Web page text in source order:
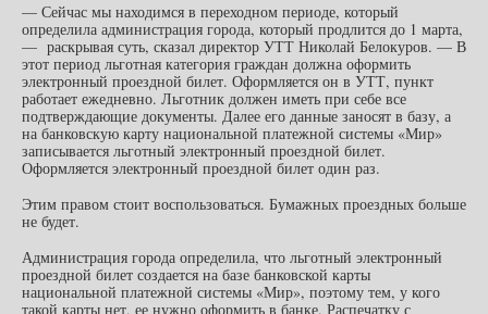
— Сейчас мы находимся в переходном периоде, который
определила администрация города, который продлится до 1 марта,
— раскрывая суть, сказал директор УТТ Николай Белокуров. — В
этот период льготная категория граждан должна оформить
электронный проездной билет. Оформляется он в УТТ, пункт
работает ежедневно. Льготник должен иметь при себе все
подтверждающие документы. Далее его данные заносят в базу, а
на банковскую карту национальной платежной системы «Мир»
записывается льготный электронный проездной билет.
Оформляется электронный проездной билет один раз.
Этим правом стоит воспользоваться. Бумажных проездных больше
не будет.
Администрация города определила, что льготный электронный
проездной билет создается на базе банковской карты
национальной платежной системы «Мир», поэтому тем, у кого
такой карты нет, ее нужно оформить в банке. Распечатку с